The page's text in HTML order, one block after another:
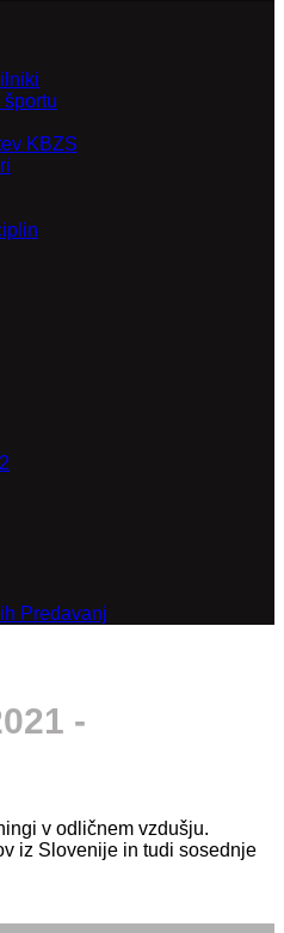
športu
KBZS
Predavanj
-
v odličnem vzdušju.
iz Slovenije in tudi sosednje